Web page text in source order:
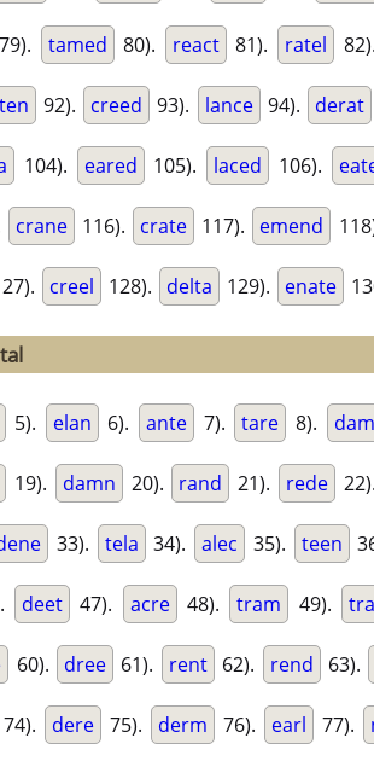
79). tamed 80). react 81). ratel 82).
92). creed 93). lance 94). derat
104). eared 105). laced 106).
crane 116). crate 117). emend
creel 128). delta 129). enate
5). elan 6). ante 7). tare 8).
19). damn 20). rand 21). rede 22).
33). tela 34). alec 35). teen
deet 47). acre 48). tram 49).
60). dree 61). rent 62). rend 63).
74). dere 75). derm 76). earl 77).